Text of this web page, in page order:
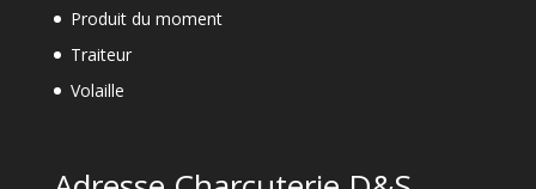
Produit du moment
Traiteur
Volaille